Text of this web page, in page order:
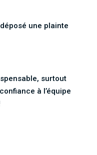
une plainte
surtout
à l’équipe